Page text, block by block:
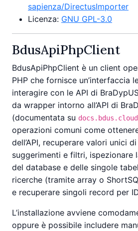
sapienza/DirectusImporter
Licenza: GNU GPL-3.0
BdusApiPhpClient
BdusApiPhpClient è un client
PHP che fornisce un’interfaccia
interagire con le API di
da wrapper intorno all’API di
(documentata su
operazioni comuni come
dell’API, recuperare valori unici
suggerimenti e filtri, ispezionare
del database e delle singole
ricerche (tramite array o
e recuperare singoli record per
L’installazione avviene
oppure è possibile includere